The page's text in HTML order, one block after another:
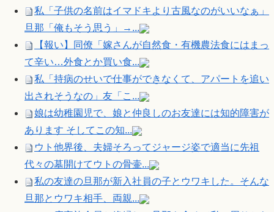
私「子供の名前はイマドキより古風なのがいいなぁ」
旦那「俺もそう思う」→...
【報い】同僚「嫁さんが自然食・有機農法食にはまっ
て辛い…外食とか買い食...
私「持病のせいで仕事ができなくて、アパートを追い
出されそうなの」友「こ...
娘は幼稚園児で、娘と仲良しのお友達には知的障害が
あります そしてこの知...
ウト他界後、夫婦そろってジャージ姿で適当に先祖
代々の墓開けてウトの骨壷...
私の友達の旦那が新入社員の子とウワキした。そんな
旦那とウワキ相手、両親...